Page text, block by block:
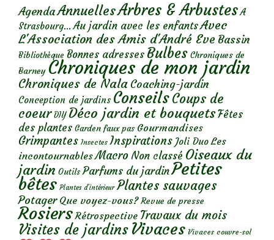
AgendaAnnuellesArbres & Arbustes A
Strasbourg... Au jardin avec les enfantsAvec
L'Association des Amis d'André Eve Bassin
Bibliothèque Bonnes adresses Bulbes Chroniques de
Barney Chroniques de mon jardin
Chroniques de Nala Coaching-jardin
Conception de jardins ConseilsCoups de
coeur DIY Déco jardin et bouquetsFêtes
des plantes Garden faux pas Gourmandises
Grimpantes Insectes Inspirations Joli Duo Les
incontournables Macro Non classé Oiseaux du
jardin Outils Parfums du jardinPetites
bêtes Plantes d’intérieur Plantes sauvages
Potager Que voyez-vous? Revue de presse
Rosiers Rétrospective Travaux du mois
Visites de jardins Vivaces Vivaces couvre-sol